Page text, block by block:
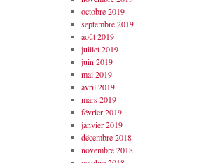
octobre 2019
septembre 2019
août 2019
juillet 2019
juin 2019
mai 2019
avril 2019
mars 2019
février 2019
janvier 2019
décembre 2018
novembre 2018